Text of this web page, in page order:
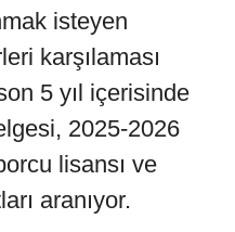
isteyen
karşılaması
5 yıl içerisinde
2025-2026
lisansı ve
aranıyor.